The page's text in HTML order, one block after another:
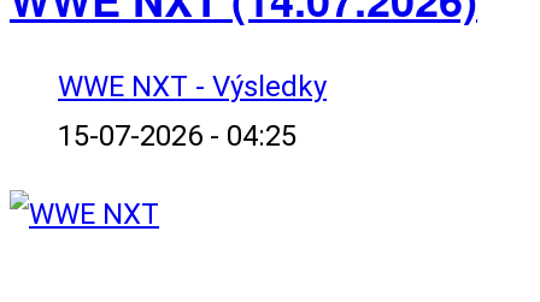
WWE NXT - Výsledky
15-07-2026 - 04:25